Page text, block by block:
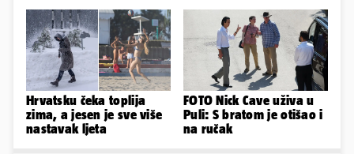
Hrvatsku čeka toplija
zima, a jesen je sve više
nastavak ljeta
FOTO Nick Cave uživa u
Puli: S bratom je otišao i
na ručak